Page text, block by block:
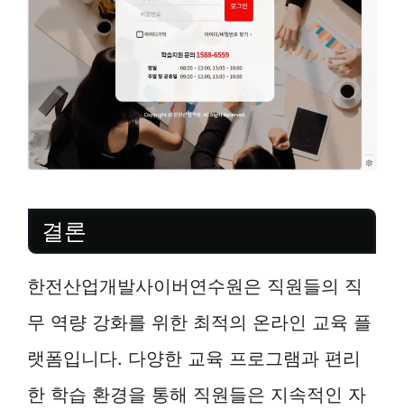
결론
한전산업개발사이버연수원은 직원들의 직
무 역량 강화를 위한 최적의 온라인 교육 플
랫폼입니다. 다양한 교육 프로그램과 편리
한 학습 환경을 통해 직원들은 지속적인 자